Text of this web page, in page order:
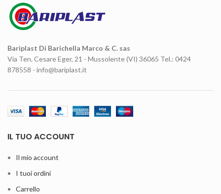
Bariplast Di Barichella Marco & C. sas
Via Ten. Cesare Eger, 21 - Mussolente (VI) 36065 Tel.: 0424
878558 - info@bariplast.it
IL TUO ACCOUNT
Il mio account
I tuoi ordini
Carrello